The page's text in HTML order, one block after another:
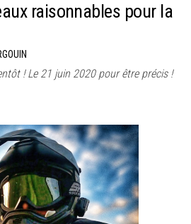
raisonnables pour la
! Le 21 juin 2020 pour être précis !